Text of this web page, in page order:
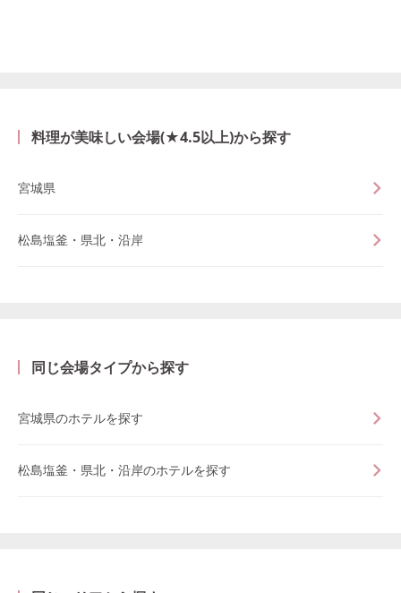
料理が美味しい会場(★4.5以上)から探す
宮城県
松島塩釜・県北・沿岸
同じ会場タイプから探す
宮城県のホテルを探す
松島塩釜・県北・沿岸のホテルを探す